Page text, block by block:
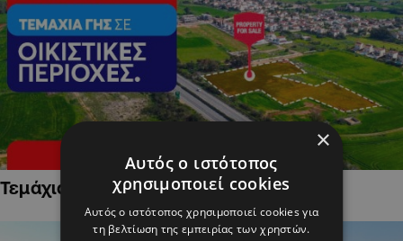
Τεμάχια Γης σε Οικιστικές Περιοχές
×
Αυτός ο ιστότοπος
χρησιμοποιεί cookies
Αυτός ο ιστότοπος χρησιμοποιεί cookies για
τη βελτίωση της εμπειρίας των χρηστών.